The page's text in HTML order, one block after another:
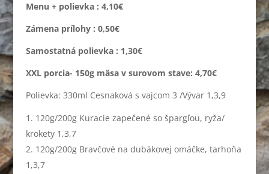
Menu + polievka : 4,10€
Zámena prílohy : 0,50€
Samostatná polievka : 1,30€
XXL porcia- 150g mäsa v surovom stave: 4,70€
Polievka: 330ml Cesnaková s vajcom 3 /Vývar 1,3,9
120g/200g Kuracie zapečené so špargľou, ryža/
krokety 1,3,7
120g/200g Bravčové na dubákovej omáčke, tarhoňa
1,3,7